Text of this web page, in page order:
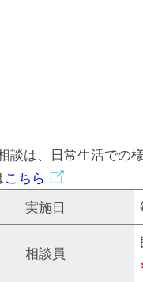
談は、日常生活での
こちら
実施日
相談員